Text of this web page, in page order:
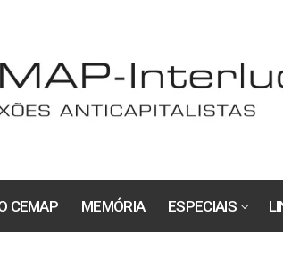
CEMAP MEMÓRIA ESPECIAIS